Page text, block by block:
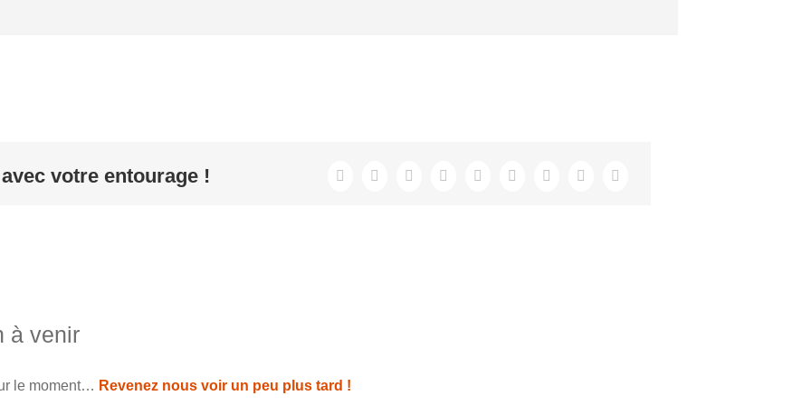
votre entourage !
à venir
le moment… Revenez nous voir un peu plus tard !